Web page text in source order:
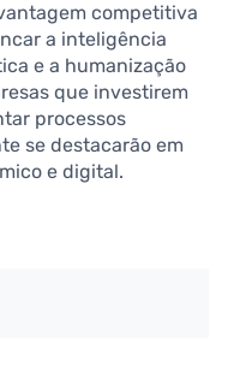
competitiva
a inteligência
e a humanização
que investirem
processos
se destacarão em
e digital.